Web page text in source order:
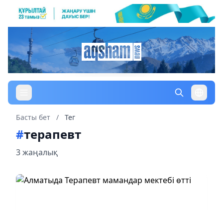
Басты бет / Тег
#терапевт
3 жаңалық